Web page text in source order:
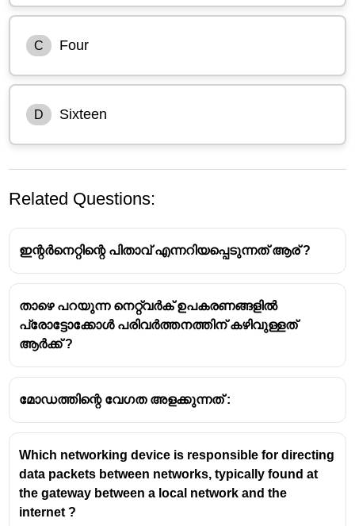
C Four
D Sixteen
Related Questions:
ഇന്റർനെറ്റിന്റെ പിതാവ് എന്നറിയപ്പെടുന്നത് ആര് ?
താഴെ പറയുന്ന നെറ്റ്‌വർക് ഉപകരണങ്ങളിൽ
പ്രോട്ടോക്കോൾ പരിവർത്തനത്തിന് കഴിവുള്ളത്
ആർക്ക് ?
മോഡത്തിന്റെ വേഗത അളക്കുന്നത് :
Which networking device is responsible for directing
data packets between networks, typically found at
the gateway between a local network and the
internet ?